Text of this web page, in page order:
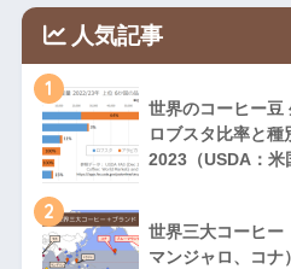
人気記事
1
世界のコーヒー豆
ロブスタ比率と種
2023（USDA：米
2
世界三大コーヒー
マンジャロ、コナ